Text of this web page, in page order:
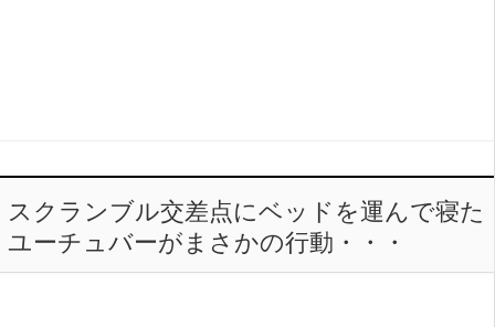
スクランブル交差点にベッドを運んで寝た
ユーチュバーがまさかの行動・・・